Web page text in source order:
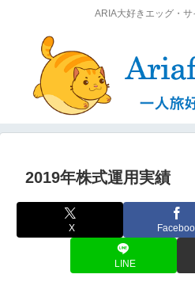
ARIA大好きエッグ・
2019年株式運用実績
X
LINE